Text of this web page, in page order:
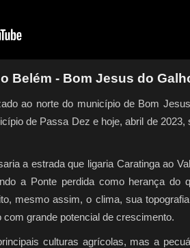
Belém - Bom Jesus do
ao norte do município de Bom
de Passa Dez e hoje, abril de
a estrada que ligaria Caratinga ao
a Ponte perdida como herança
mesmo assim, o clima, sua
grande potencial de crescimento.
culturas agrícolas, mas a